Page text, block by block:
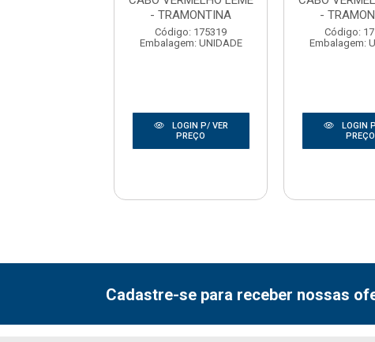
- TRAMONTINA
Código: 175319
Embalagem: UNIDADE
LOGIN P/ VER
PREÇO
-
Código:
Embalagem:
LOGIN
PREÇO
Cadastre-se para receber nossas